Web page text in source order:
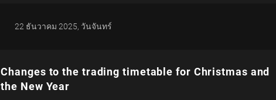
22 ธันวาคม 2025, วันจันทร์
Changes to the trading timetable for Christmas and
the New Year